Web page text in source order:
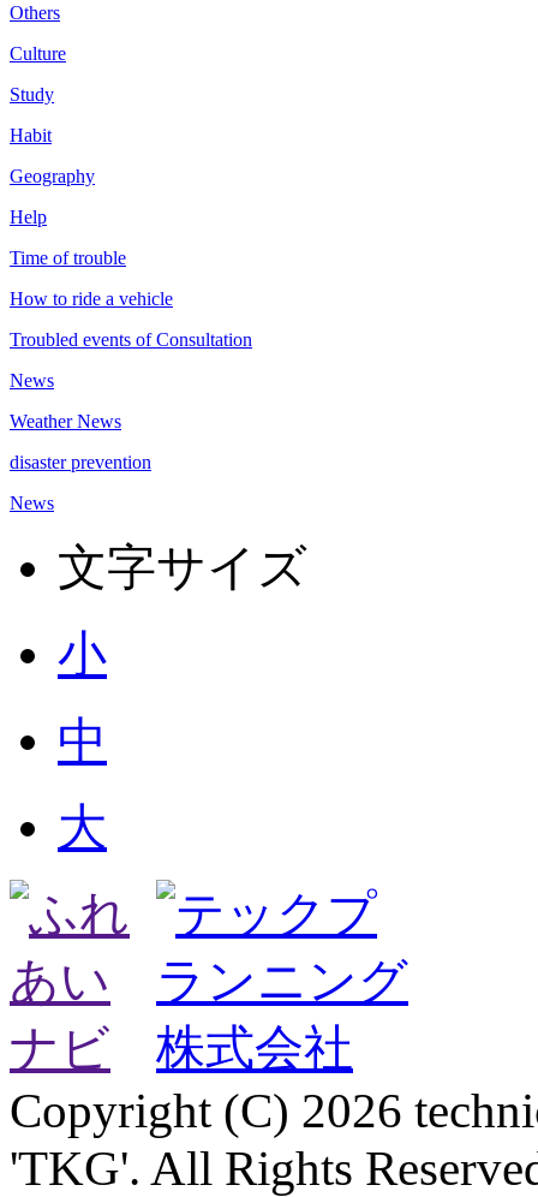
Others
Culture
Study
Habit
Geography
Help
Time of trouble
How to ride a vehicle
Troubled events of Consultation
News
Weather News
disaster prevention
News
文字サイズ
小
中
大
Copyright (C) 2026
'TKG'. All Rights